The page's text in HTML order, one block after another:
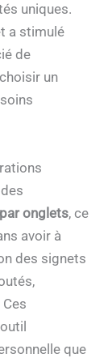
uniques.
a stimulé
de
un
onglets, ce
avoir à
des signets
que